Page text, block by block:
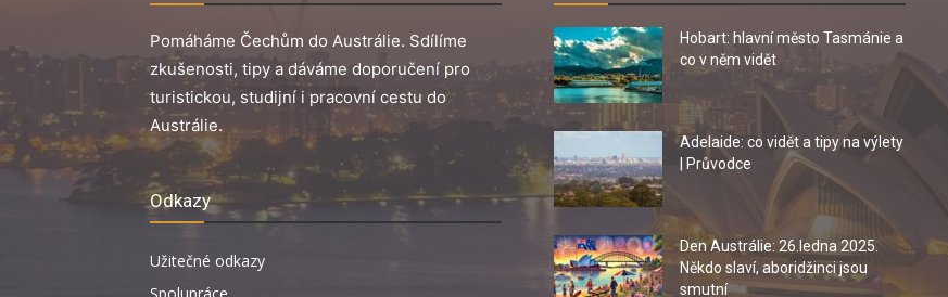
Pomáháme Čechům do Austrálie. Sdílíme
zkušenosti, tipy a dáváme doporučení pro
turistickou, studijní i pracovní cestu do
Austrálie.
Odkazy
Užitečné odkazy
Hobart: hlavní město Tasmánie a
co v něm vidět
Adelaide: co vidět a tipy na výlety
| Průvodce
Den Austrálie: 26.ledna 2025.
Někdo slaví, aboridžinci jsou
smutní